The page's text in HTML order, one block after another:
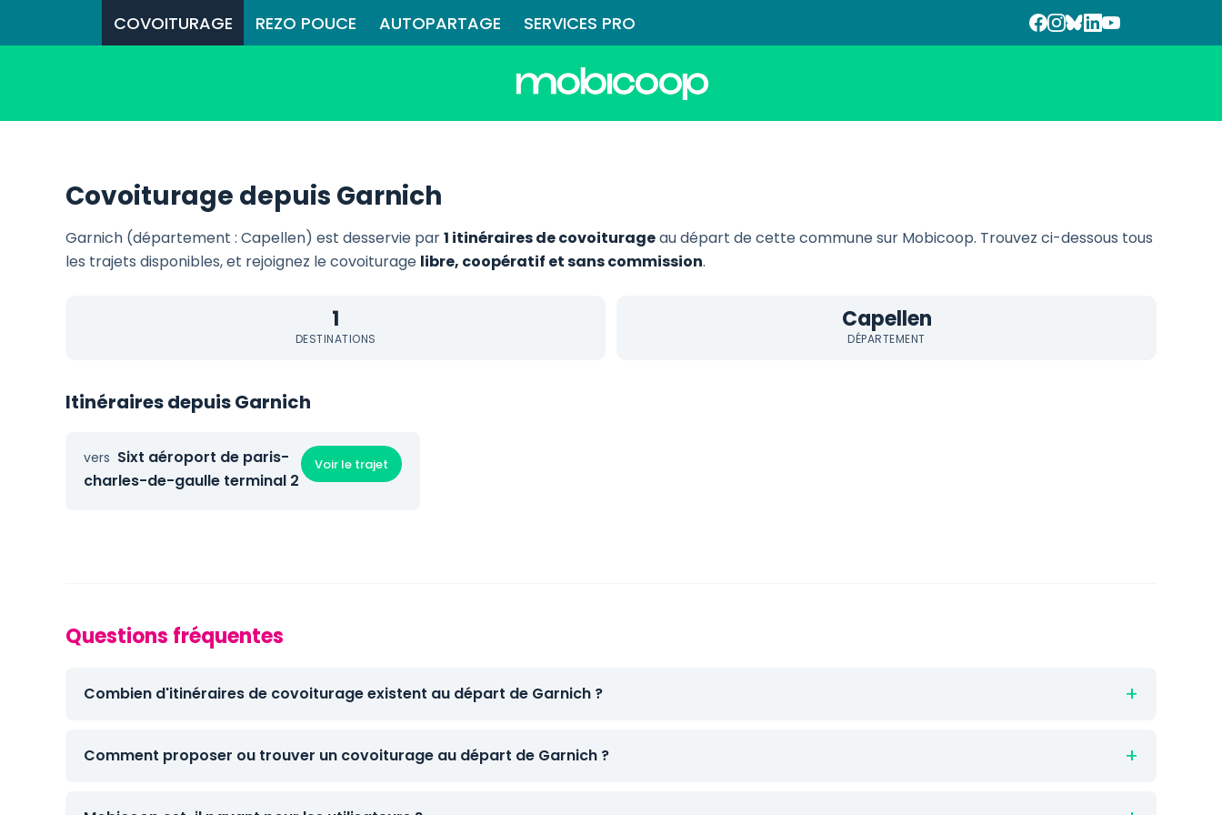
COVOITURAGE REZO POUCE AUTOPARTAGE SERVICES PRO
Covoiturage depuis Garnich
Garnich (département : Capellen) est desservie par1 itinéraires de covoiturageau départ de cette commune sur Mobicoop. Trouvez ci-dessous tous
les trajets disponibles, et rejoignez le covoiturage libre, coopératif et sans commission.
1
DESTINATIONS
Capellen
DÉPARTEMENT
Itinéraires depuis Garnich
vers Sixt aéroport de paris-
charles-de-gaulle terminal 2
Voir le trajet
Questions fréquentes
Combien d'itinéraires de covoiturage existent au départ de Garnich ?
Comment proposer ou trouver un covoiturage au départ de Garnich ?